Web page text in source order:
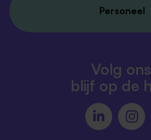
Personeel
Volg
blijf op de